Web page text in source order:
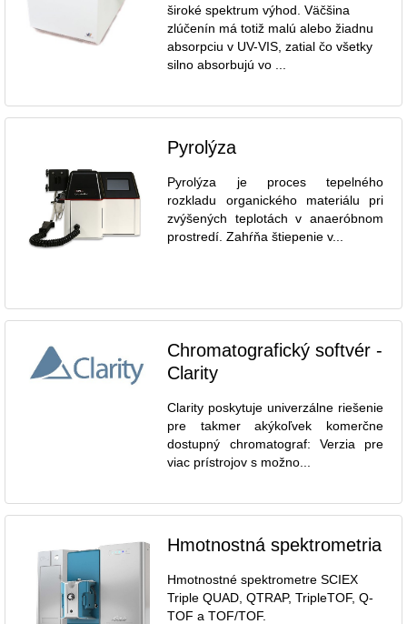
široké spektrum výhod. Väčšina
zlúčenín má totiž malú alebo žiadnu
absorpciu v UV-VIS, zatial čo všetky
silno absorbujú vo ...
Pyrolýza
Pyrolýza je proces tepelného
rozkladu organického materiálu pri
zvýšených teplotách v anaeróbnom
prostredí. Zahŕňa štiepenie v...
Chromatografický softvér -
Clarity
Clarity poskytuje univerzálne riešenie
pre takmer akýkoľvek komerčne
dostupný chromatograf: Verzia pre
viac prístrojov s možno...
Hmotnostná spektrometria
Hmotnostné spektrometre SCIEX
Triple QUAD, QTRAP, TripleTOF, Q-
TOF a TOF/TOF.